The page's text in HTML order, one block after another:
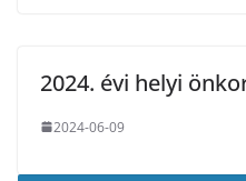
2024. évi helyi
2024-06-09